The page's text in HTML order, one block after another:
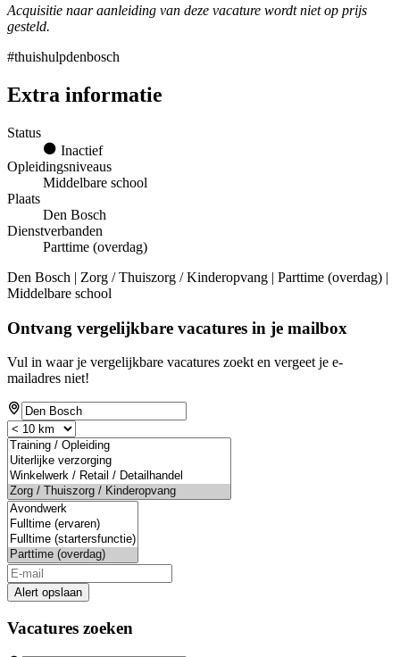
Acquisitie naar aanleiding van deze vacature wordt niet op prijs
gesteld.
#thuishulpdenbosch
Extra informatie
Status
Inactief
Opleidingsniveaus
Middelbare school
Plaats
Den Bosch
Dienstverbanden
Parttime (overdag)
Den Bosch | Zorg / Thuiszorg / Kinderopvang | Parttime (overdag) |
Middelbare school
Ontvang vergelijkbare vacatures in je mailbox
Vul in waar je vergelijkbare vacatures zoekt en vergeet je e-
mailadres niet!
Alert opslaan
Vacatures zoeken